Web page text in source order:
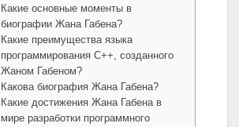
Какие основные моменты в
биографии Жана Габена?
Какие преимущества языка
программирования C++, созданного
Жаном Габеном?
Какова биография Жана Габена?
Какие достижения Жана Габена в
мире разработки программного